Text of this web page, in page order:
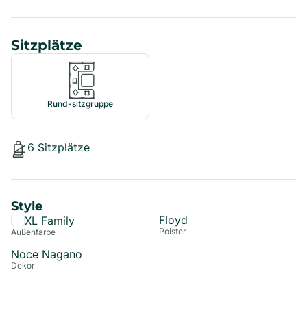
Sitzplätze
Rund-sitzgruppe
6 Sitzplätze
Style
XL Family
Außenfarbe
Floyd
Polster
Noce Nagano
Dekor